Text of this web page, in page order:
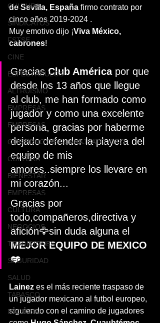
CULTURA
SINDICATOS
FSTSE
CINE
ESPECTÁCULOS
ALTRUISMO
EMPRESAS
EMPRESAS
GOBIERNO DE GUANAJUATO, GTO
CULTURA
BIENESTAR
EMPRESAS
CULTURA
NEGOCIOS
TRADICIONES
SEGURIDAD
SALUD
TABASCO
NACIONAL
de Sevilla, España firmo contrato por
cinco años 2019-2024 .
Muy emotivo dijo ¡Viva México,
cabrones!
Gracias Club América por que
desde los 13 años que llegue
al club, me han formado como
jugador y como una excelente
persona, gracias por haberme
dejado defender la playera del
equipo de mis
amores..siempre los llevare en
mi corazón...
Gracias por
todo,compañeros,directiva y
afición🦅sin duda alguna el
MEJOR EQUIPO DE MEXICO
❤️
Lainez es el más reciente traspaso de
un jugador mexicano al futbol europeo,
siguiendo con el camino de jugadores